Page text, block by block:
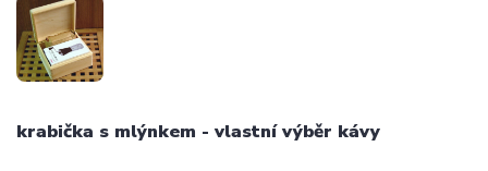
krabička s mlýnkem - vlastní výběr kávy